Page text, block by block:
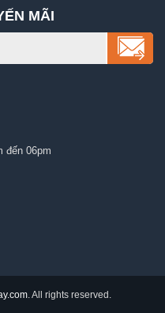
MÃI
đến 06pm
. All rights reserved.